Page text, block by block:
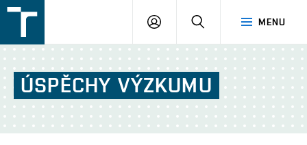
v
Brně
MENU
PŘIHLÁŠENÍ
ÚSPĚCHY VÝZKUMU